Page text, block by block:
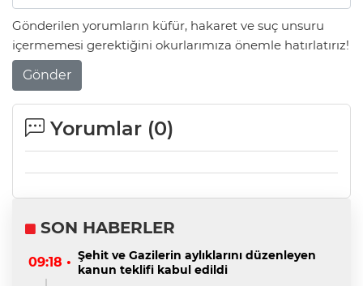
Gönderilen yorumların küfür, hakaret ve suç unsuru
içermemesi gerektiğini okurlarımıza önemle hatırlatırız!
Gönder
Yorumlar (0)
SON HABERLER
09:18 • Şehit ve Gazilerin aylıklarını düzenleyen
kanun teklifi kabul edildi